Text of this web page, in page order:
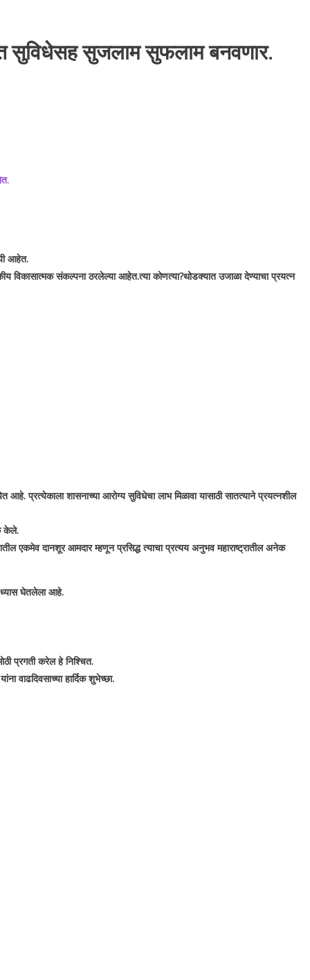
सुविधेसह सुजलाम सुफलाम बनवणार.
आहेत.
विकासात्मक संकल्पना ठरलेल्या आहेत.त्या कोणत्या?थोडक्यात उजाळा देण्याचा प्रयत्न
प्रत्येकाला शासनाच्या आरोग्य सुविधेचा लाभ मिळावा यासाठी सातत्याने प्रयत्नशील
केले.
एकमेव दानशूर आमदार म्हणून प्रसिद्ध त्याचा प्रत्यय अनुभव महाराष्ट्रातील अनेक
ध्यास घेतलेला आहे.
प्रगती करेल हे निश्चित.
वाढदिवसाच्या हार्दिक शुभेच्छा.